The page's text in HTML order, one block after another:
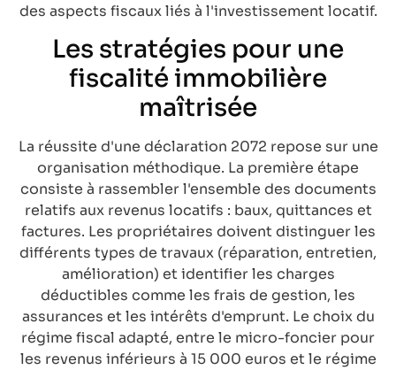
des aspects fiscaux liés à l'investissement locatif.
Les stratégies pour une
fiscalité immobilière
maîtrisée
La réussite d'une déclaration 2072 repose sur une
organisation méthodique. La première étape
consiste à rassembler l'ensemble des documents
relatifs aux revenus locatifs : baux, quittances et
factures. Les propriétaires doivent distinguer les
différents types de travaux (réparation, entretien,
amélioration) et identifier les charges
déductibles comme les frais de gestion, les
assurances et les intérêts d'emprunt. Le choix du
régime fiscal adapté, entre le micro-foncier pour
les revenus inférieurs à 15 000 euros et le régime